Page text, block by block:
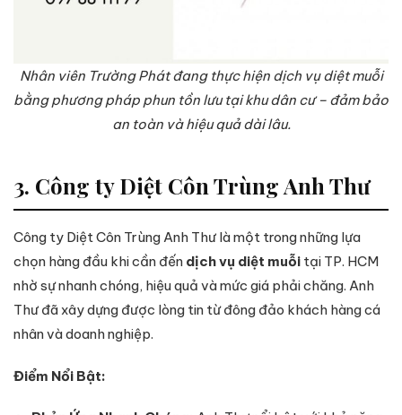
Nhân viên Trường Phát đang thực hiện dịch vụ diệt muỗi
bằng phương pháp phun tồn lưu tại khu dân cư – đảm bảo
an toàn và hiệu quả dài lâu.
3. Công ty Diệt Côn Trùng Anh Thư
Công ty Diệt Côn Trùng Anh Thư là một trong những lựa
chọn hàng đầu khi cần đến dịch vụ diệt muỗi tại TP. HCM
nhờ sự nhanh chóng, hiệu quả và mức giá phải chăng. Anh
Thư đã xây dựng được lòng tin từ đông đảo khách hàng cá
nhân và doanh nghiệp.
Điểm Nổi Bật: